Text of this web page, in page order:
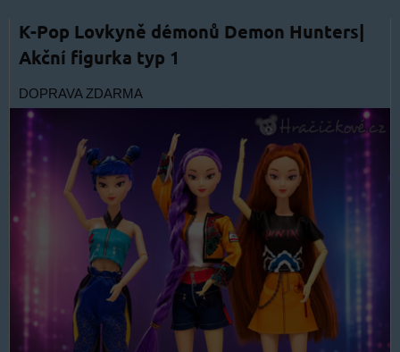
K-Pop Lovkyně démonů Demon Hunters|
Akční figurka typ 1
DOPRAVA ZDARMA